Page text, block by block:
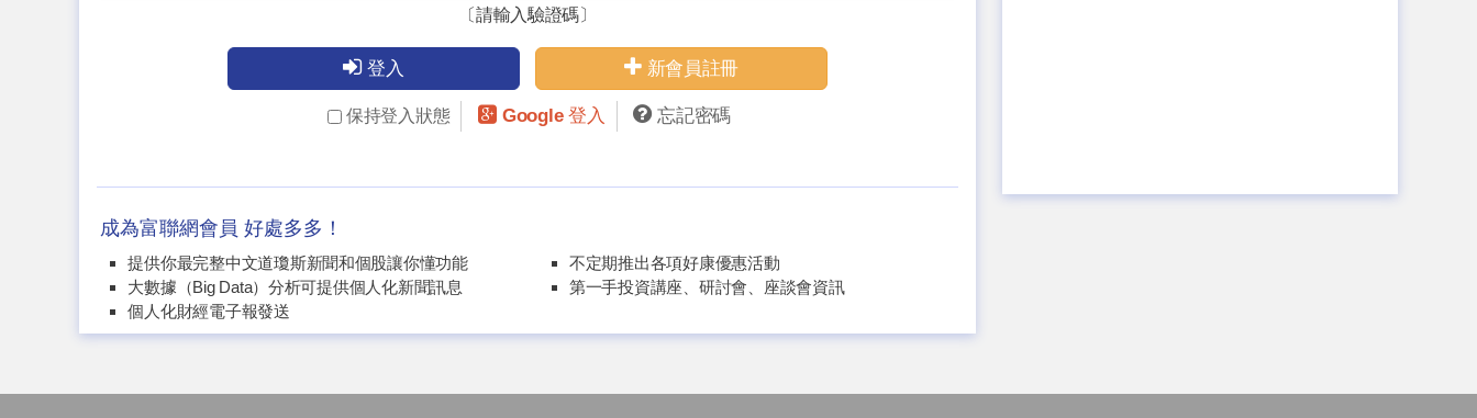
〔請輸入驗證碼〕
登入 新會員註冊
保持登入狀態 Google 登入 忘記密碼
成為富聯網會員 好處多多！
提供你最完整中文道瓊斯新聞和個股讓你懂功能
大數據（Big Data）分析可提供個人化新聞訊息
個人化財經電子報發送
不定期推出各項好康優惠活動
第一手投資講座、研討會、座談會資訊